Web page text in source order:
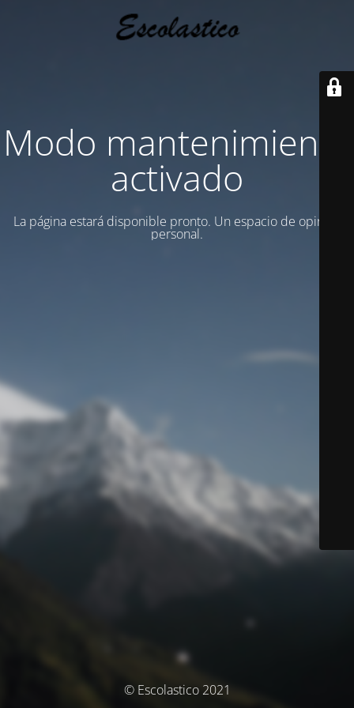
Modo mantenimiento
activado
La página estará disponible pronto. Un espacio de opinion
personal.
© Escolastico 2021